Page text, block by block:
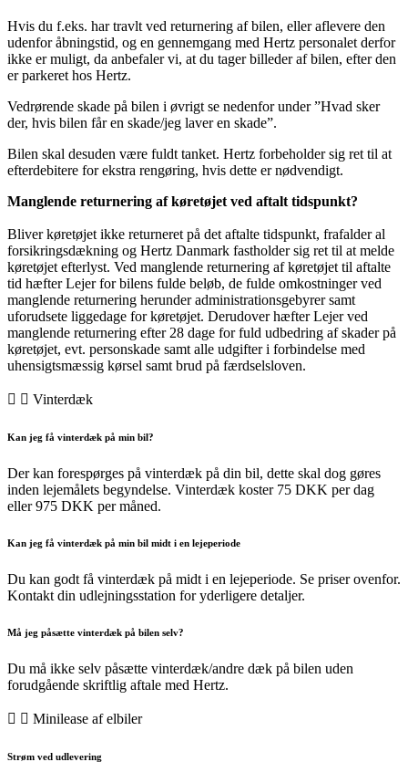
Hvis du f.eks. har travlt ved returnering af bilen, eller aflevere den
udenfor åbningstid, og en gennemgang med Hertz personalet derfor
ikke er muligt, da anbefaler vi, at du tager billeder af bilen, efter den
er parkeret hos Hertz.
Vedrørende skade på bilen i øvrigt se nedenfor under ”Hvad sker
der, hvis bilen får en skade/jeg laver en skade”.
Bilen skal desuden være fuldt tanket. Hertz forbeholder sig ret til at
efterdebitere for ekstra rengøring, hvis dette er nødvendigt.
Manglende returnering af køretøjet ved aftalt tidspunkt?
Bliver køretøjet ikke returneret på det aftalte tidspunkt, frafalder al
forsikringsdækning og Hertz Danmark fastholder sig ret til at melde
køretøjet efterlyst. Ved manglende returnering af køretøjet til aftalte
tid hæfter Lejer for bilens fulde beløb, de fulde omkostninger ved
manglende returnering herunder administrationsgebyrer samt
uforudsete liggedage for køretøjet. Derudover hæfter Lejer ved
manglende returnering efter 28 dage for fuld udbedring af skader på
køretøjet, evt. personskade samt alle udgifter i forbindelse med
uhensigtsmæssig kørsel samt brud på færdselsloven.
Vinterdæk
Kan jeg få vinterdæk på min bil?
Der kan forespørges på vinterdæk på din bil, dette skal dog gøres
inden lejemålets begyndelse. Vinterdæk koster 75 DKK per dag
eller 975 DKK per måned.
Kan jeg få vinterdæk på min bil midt i en lejeperiode
Du kan godt få vinterdæk på midt i en lejeperiode. Se priser ovenfor.
Kontakt din udlejningsstation for yderligere detaljer.
Må jeg påsætte vinterdæk på bilen selv?
Du må ikke selv påsætte vinterdæk/andre dæk på bilen uden
forudgående skriftlig aftale med Hertz.
Minilease af elbiler
Strøm ved udlevering